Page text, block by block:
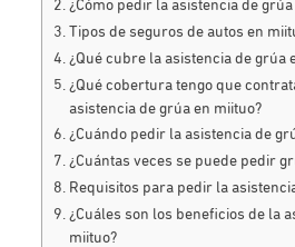
¿Cómo pedir la asistencia de
Tipos de seguros de autos en
¿Qué cubre la asistencia de grúa
¿Qué cobertura tengo que
asistencia de grúa en miituo?
¿Cuándo pedir la asistencia de
¿Cuántas veces se puede pedir
Requisitos para pedir la
¿Cuáles son los beneficios de la
miituo?